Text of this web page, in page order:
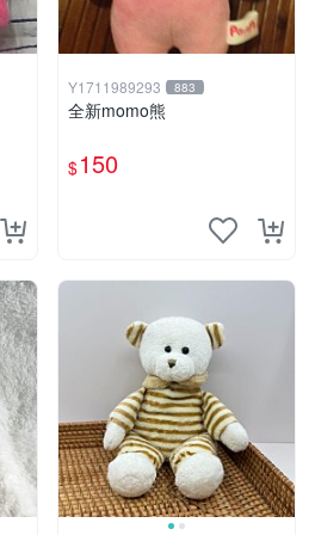
Y1711989293 883
全新momo熊
$150